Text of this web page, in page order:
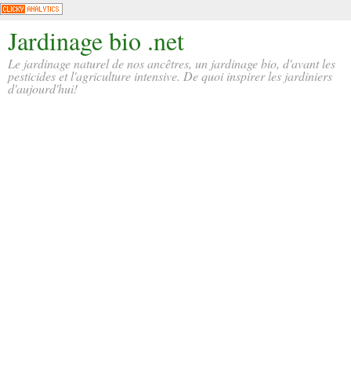
Jardinage bio .net
Le jardinage naturel de nos ancêtres, un jardinage bio, d'avant les
pesticides et l'agriculture intensive. De quoi inspirer les jardiniers
d'aujourd'hui!